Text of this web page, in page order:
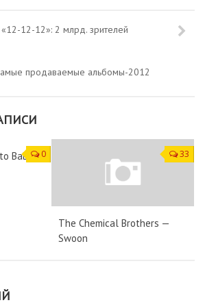
12-12»: 2 млрд. зрителей
продаваемые альбомы-2012
0
Baby 33
The Chemical Brothers —
Swoon